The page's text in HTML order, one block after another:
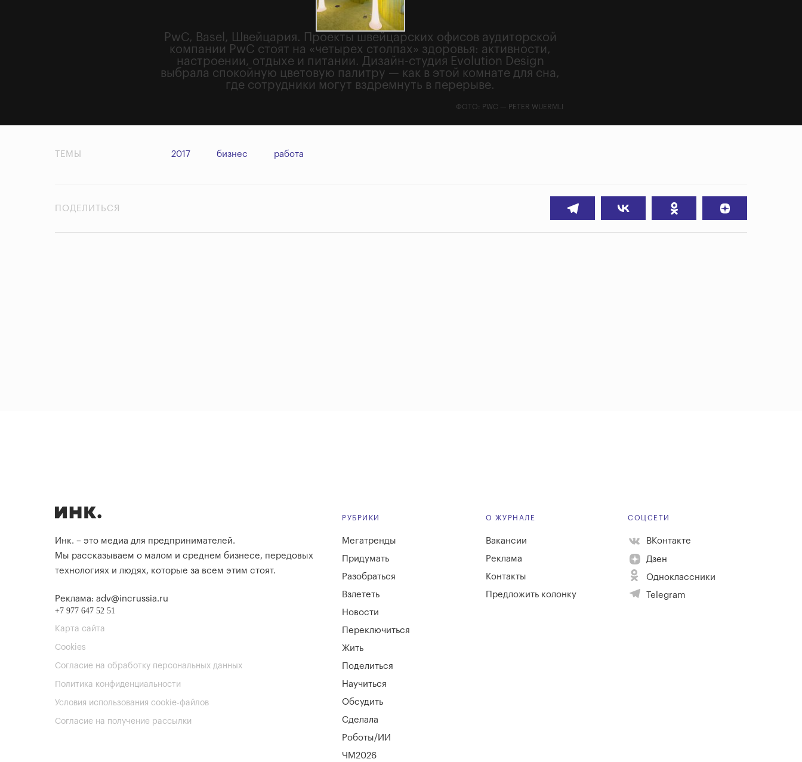
PwC, Basel, Швейцария. Проекты швейцарских офисов аудиторской
компании PwC стоят на «четырех столпах» здоровья: активности,
настроении, отдыхе и питании. Дизайн-студия Evolution Design
выбрала спокойную цветовую палитру — как в этой комнате для сна,
где сотрудники могут вздремнуть в перерыве.
ФОТО: PWC — PETER WUERMLI
ТЕМЫ 2017 бизнес работа
ПОДЕЛИТЬСЯ
Инк. – это медиа для предпринимателей.
Мы рассказываем о малом и среднем бизнесе, передовых
технологиях и людях, которые за всем этим стоят.
Реклама: adv@incrussia.ru
+7 977 647 52 51
Карта сайта
Cookies
Согласие на обработку персональных данных
Политика конфиденциальности
Условия использования cookie-файлов
Согласие на получение рассылки
РУБРИКИ
Мегатренды
Придумать
Разобраться
Взлететь
Новости
Переключиться
Жить
Поделиться
Научиться
Обсудить
Сделала
Роботы/ИИ
ЧМ2026
О ЖУРНАЛЕ
Вакансии
Реклама
Контакты
Предложить колонку
СОЦСЕТИ
ВКонтакте
Дзен
Одноклассники
Telegram